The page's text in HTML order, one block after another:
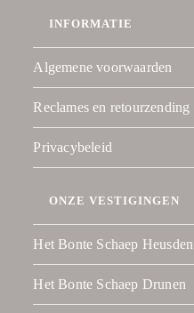
INFORMATIE
Algemene voorwaarden
Reclames en retourzending
Privacybeleid
ONZE VESTIGINGEN
Het Bonte Schaep Heusden
Het Bonte Schaep Drunen